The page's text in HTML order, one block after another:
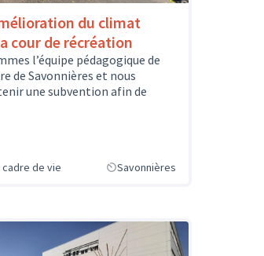
du climat
cour de récréation
l’équipe pédagogique de
de Savonnières et nous
une subvention afin de
de vie Savonnières